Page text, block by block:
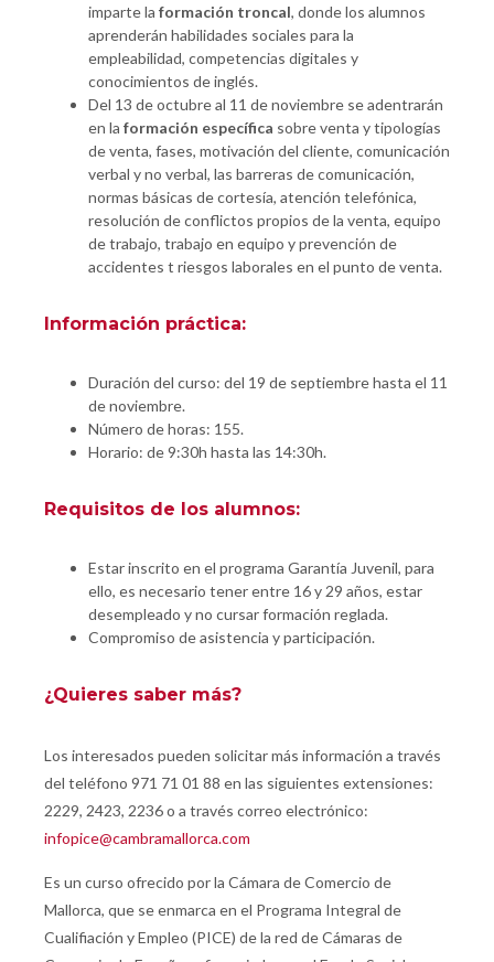
imparte la formación troncal, donde los alumnos
aprenderán habilidades sociales para la
empleabilidad, competencias digitales y
conocimientos de inglés.
Del 13 de octubre al 11 de noviembre se adentrarán
en la formación específica sobre venta y tipologías
de venta, fases, motivación del cliente, comunicación
verbal y no verbal, las barreras de comunicación,
normas básicas de cortesía, atención telefónica,
resolución de conflictos propios de la venta, equipo
de trabajo, trabajo en equipo y prevención de
accidentes t riesgos laborales en el punto de venta.
Información práctica:
Duración del curso: del 19 de septiembre hasta el 11
de noviembre.
Número de horas: 155.
Horario: de 9:30h hasta las 14:30h.
Requisitos de los alumnos:
Estar inscrito en el programa Garantía Juvenil, para
ello, es necesario tener entre 16 y 29 años, estar
desempleado y no cursar formación reglada.
Compromiso de asistencia y participación.
¿Quieres saber más?
Los interesados pueden solicitar más información a través
del teléfono 971 71 01 88 en las siguientes extensiones:
2229, 2423, 2236 o a través correo electrónico:
infopice@cambramallorca.com
Es un curso ofrecido por la Cámara de Comercio de
Mallorca, que se enmarca en el Programa Integral de
Cualifiación y Empleo (PICE) de la red de Cámaras de